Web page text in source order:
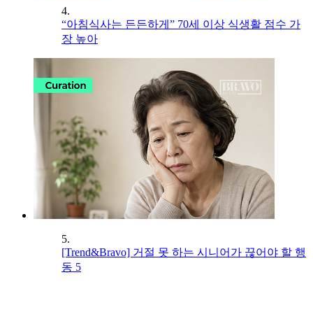
4.
“아침식사는 든든하게” 70세 이상 식생활 점수 가
장 높아
5.
[Trend&Bravo] 거절 못 하는 시니어가 끊어야 할 행
동 5